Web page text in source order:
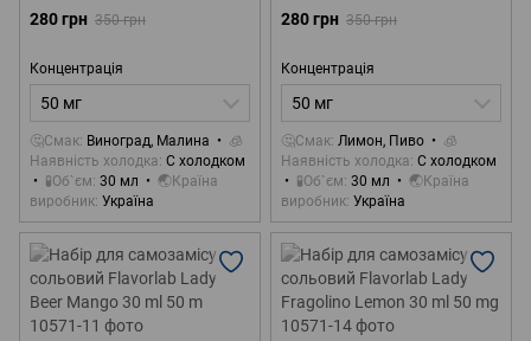
Raspberry Grapes 30 ml 50 mg
280 грн 350 грн
Концентрація
50 мг
🤔Смак Виноград, Малина
🧊
Наявність холодка С холодком
🧪Об`єм 30 мл
🌏Країна
виробник Україна
Lemon 30 ml 50 mg
280 грн 350 грн
Концентрація
50 мг
🤔Смак Лимон, Пиво
🧊
Наявність холодка С холодком
🧪Об`єм 30 мл
🌏Країна
виробник Україна